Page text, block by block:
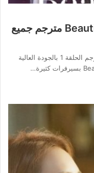
مسلسل Beautiful Reborn Flower مترجم جميع
شاهد مسلسل زهرة جميلة ولدت من جديد مترجم الحلقة 1 بالجودة العالية